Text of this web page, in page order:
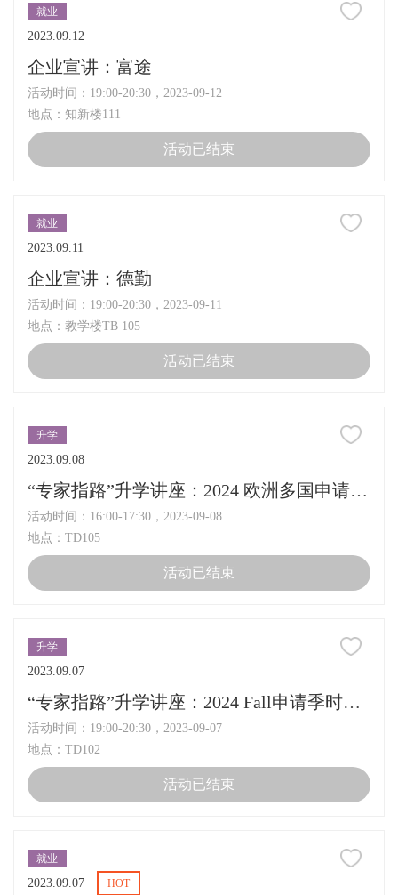
就业
2023.09.12
企业宣讲：富途
活动时间：19:00-20:30，2023-09-12
地点：知新楼111
活动已结束
就业
2023.09.11
企业宣讲：德勤
活动时间：19:00-20:30，2023-09-11
地点：教学楼TB 105
活动已结束
升学
2023.09.08
“专家指路”升学讲座：2024 欧洲多国申请大揭秘
活动时间：16:00-17:30，2023-09-08
地点：TD105
活动已结束
升学
2023.09.07
“专家指路”升学讲座：2024 Fall申请季时间节点及多国混申建议
活动时间：19:00-20:30，2023-09-07
地点：TD102
活动已结束
就业
2023.09.07 HOT